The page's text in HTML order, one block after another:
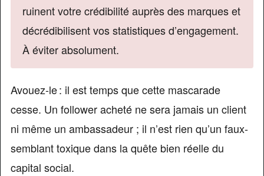
ruinent votre crédibilité auprès des marques et
décrédibilisent vos statistiques d’engagement.
À éviter absolument.
Avouez-le : il est temps que cette mascarade
cesse. Un follower acheté ne sera jamais un client
ni même un ambassadeur ; il n’est rien qu’un faux-
semblant toxique dans la quête bien réelle du
capital social.